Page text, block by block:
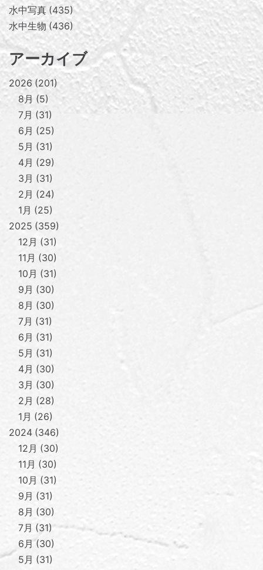
水中写真 435
水中生物 436
アーカイブ
2026 201
8月
5
7月
31
6月
25
5月
31
4月
29
3月
31
2月
24
1月
25
2025 359
12月
31
11月
30
10月
31
9月
30
8月
30
7月
31
6月
31
5月
31
4月
30
3月
30
2月
28
1月
26
2024 346
12月
30
11月
30
10月
31
9月
31
8月
30
7月
31
6月
30
5月
31